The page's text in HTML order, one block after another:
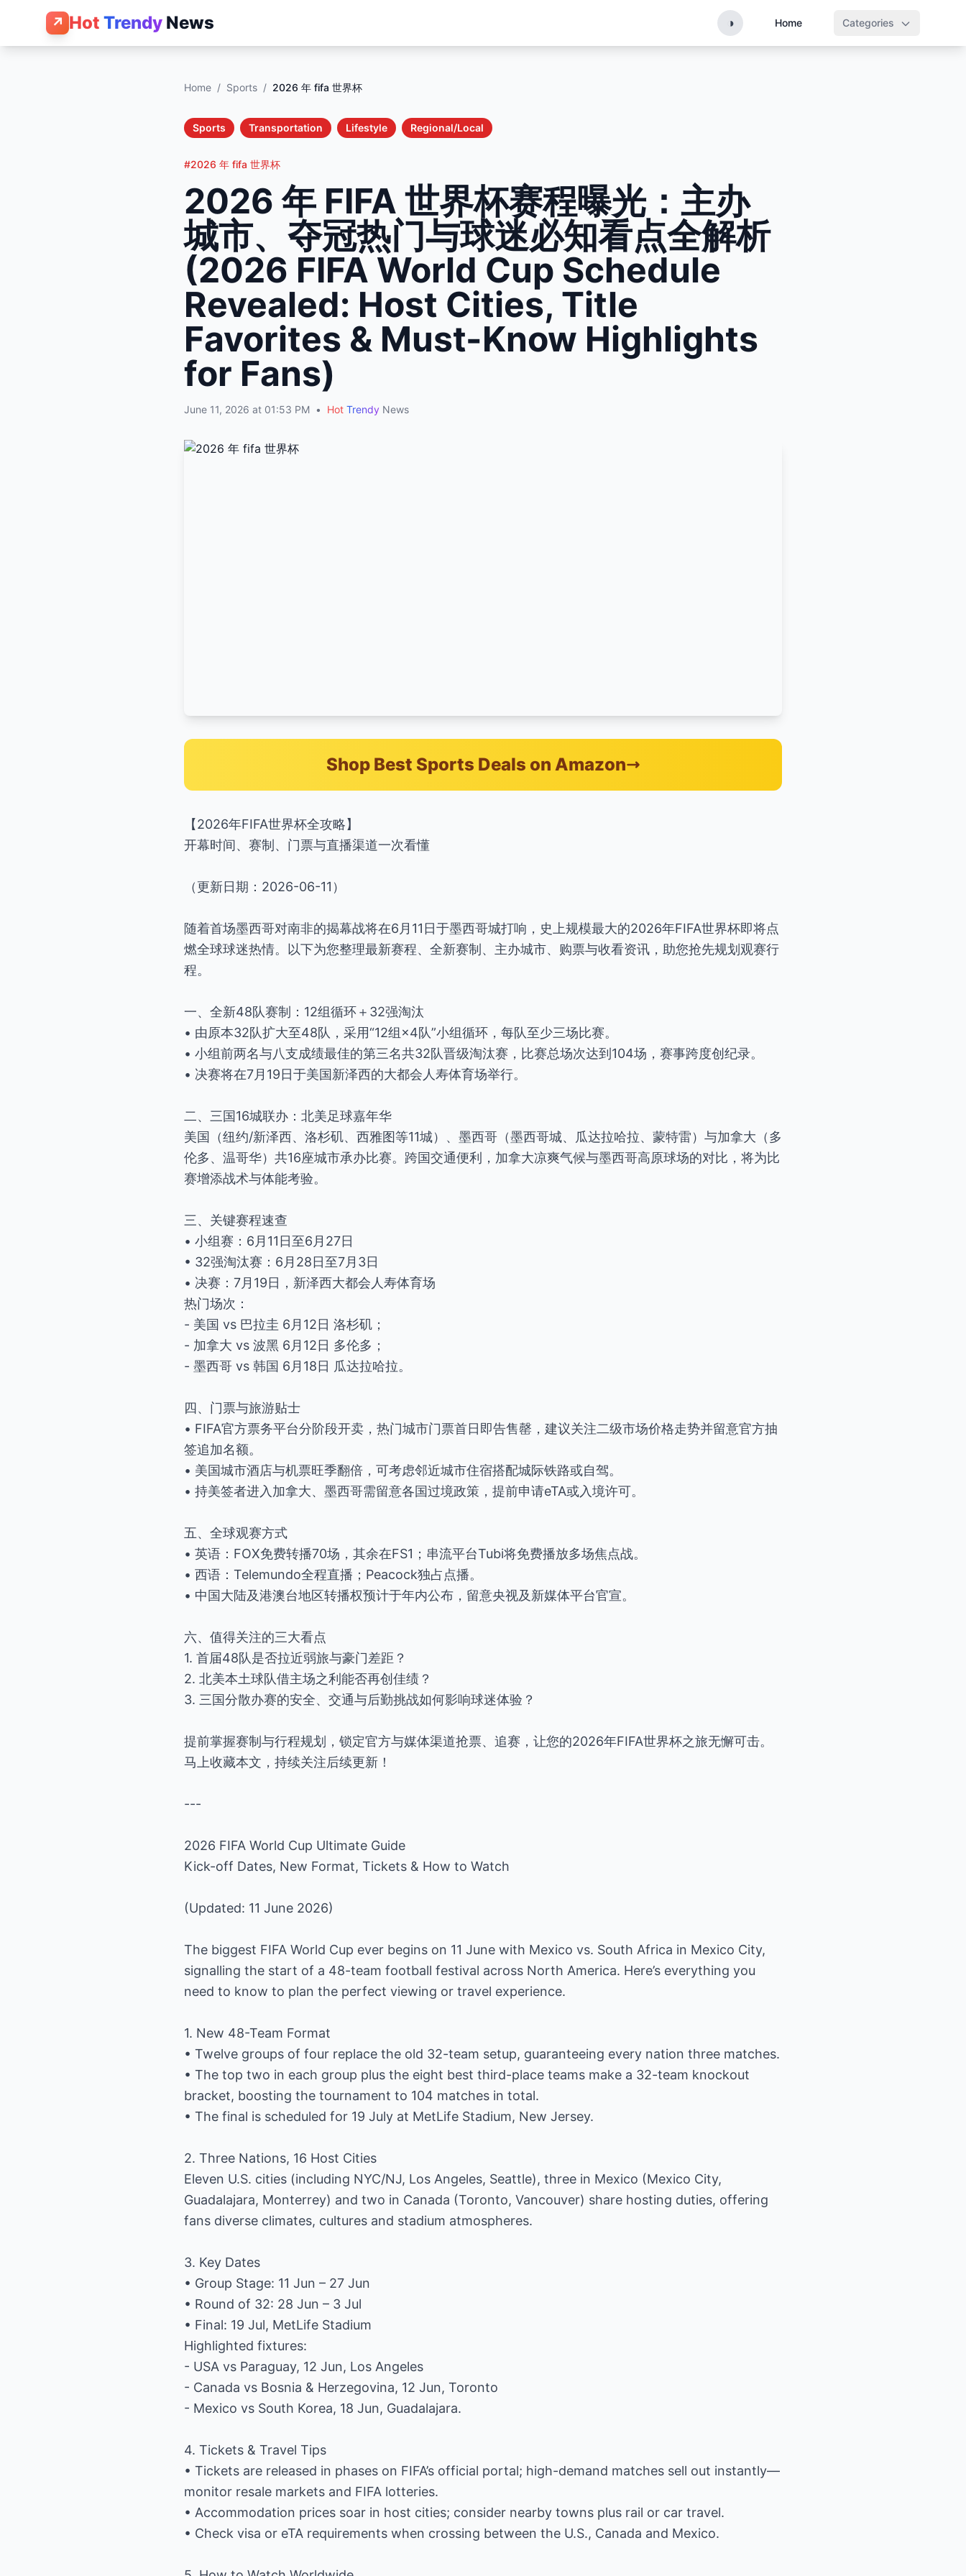
↗ Hot Trendy News ◑ Home Categories
Home / Sports / 2026 年 fifa 世界杯
Sports Transportation Lifestyle Regional/Local
#2026 年 fifa 世界杯
2026 年 FIFA 世界杯赛程曝光：主办
城市、夺冠热门与球迷必知看点全解析
(2026 FIFA World Cup Schedule
Revealed: Host Cities, Title
Favorites & Must-Know Highlights
for Fans)
June 11, 2026 at 01:53 PM • Hot Trendy News
Shop Best Sports Deals on Amazon
【2026年FIFA世界杯全攻略】
开幕时间、赛制、门票与直播渠道一次看懂
（更新日期：2026-06-11）
随着首场墨西哥对南非的揭幕战将在6月11日于墨西哥城打响，史上规模最大的2026年FIFA世界杯即将点
燃全球球迷热情。以下为您整理最新赛程、全新赛制、主办城市、购票与收看资讯，助您抢先规划观赛行
程。
一、全新48队赛制：12组循环＋32强淘汰
• 由原本32队扩大至48队，采用“12组×4队”小组循环，每队至少三场比赛。
• 小组前两名与八支成绩最佳的第三名共32队晋级淘汰赛，比赛总场次达到104场，赛事跨度创纪录。
• 决赛将在7月19日于美国新泽西的大都会人寿体育场举行。
二、三国16城联办：北美足球嘉年华
美国（纽约/新泽西、洛杉矶、西雅图等11城）、墨西哥（墨西哥城、瓜达拉哈拉、蒙特雷）与加拿大（多
伦多、温哥华）共16座城市承办比赛。跨国交通便利，加拿大凉爽气候与墨西哥高原球场的对比，将为比
赛增添战术与体能考验。
三、关键赛程速查
• 小组赛：6月11日至6月27日
• 32强淘汰赛：6月28日至7月3日
• 决赛：7月19日，新泽西大都会人寿体育场
热门场次：
- 美国 vs 巴拉圭 6月12日 洛杉矶；
- 加拿大 vs 波黑 6月12日 多伦多；
- 墨西哥 vs 韩国 6月18日 瓜达拉哈拉。
四、门票与旅游贴士
• FIFA官方票务平台分阶段开卖，热门城市门票首日即告售罄，建议关注二级市场价格走势并留意官方抽
签追加名额。
• 美国城市酒店与机票旺季翻倍，可考虑邻近城市住宿搭配城际铁路或自驾。
• 持美签者进入加拿大、墨西哥需留意各国过境政策，提前申请eTA或入境许可。
五、全球观赛方式
• 英语：FOX免费转播70场，其余在FS1；串流平台Tubi将免费播放多场焦点战。
• 西语：Telemundo全程直播；Peacock独占点播。
• 中国大陆及港澳台地区转播权预计于年内公布，留意央视及新媒体平台官宣。
六、值得关注的三大看点
1. 首届48队是否拉近弱旅与豪门差距？
2. 北美本土球队借主场之利能否再创佳绩？
3. 三国分散办赛的安全、交通与后勤挑战如何影响球迷体验？
提前掌握赛制与行程规划，锁定官方与媒体渠道抢票、追赛，让您的2026年FIFA世界杯之旅无懈可击。
马上收藏本文，持续关注后续更新！
---
2026 FIFA World Cup Ultimate Guide
Kick-off Dates, New Format, Tickets & How to Watch
(Updated: 11 June 2026)
The biggest FIFA World Cup ever begins on 11 June with Mexico vs. South Africa in Mexico City,
signalling the start of a 48-team football festival across North America. Here’s everything you
need to know to plan the perfect viewing or travel experience.
1. New 48-Team Format
• Twelve groups of four replace the old 32-team setup, guaranteeing every nation three matches.
• The top two in each group plus the eight best third-place teams make a 32-team knockout
bracket, boosting the tournament to 104 matches in total.
• The final is scheduled for 19 July at MetLife Stadium, New Jersey.
2. Three Nations, 16 Host Cities
Eleven U.S. cities (including NYC/NJ, Los Angeles, Seattle), three in Mexico (Mexico City,
Guadalajara, Monterrey) and two in Canada (Toronto, Vancouver) share hosting duties, offering
fans diverse climates, cultures and stadium atmospheres.
3. Key Dates
• Group Stage: 11 Jun – 27 Jun
• Round of 32: 28 Jun – 3 Jul
• Final: 19 Jul, MetLife Stadium
Highlighted fixtures:
- USA vs Paraguay, 12 Jun, Los Angeles
- Canada vs Bosnia & Herzegovina, 12 Jun, Toronto
- Mexico vs South Korea, 18 Jun, Guadalajara.
4. Tickets & Travel Tips
• Tickets are released in phases on FIFA’s official portal; high-demand matches sell out instantly—
monitor resale markets and FIFA lotteries.
• Accommodation prices soar in host cities; consider nearby towns plus rail or car travel.
• Check visa or eTA requirements when crossing between the U.S., Canada and Mexico.